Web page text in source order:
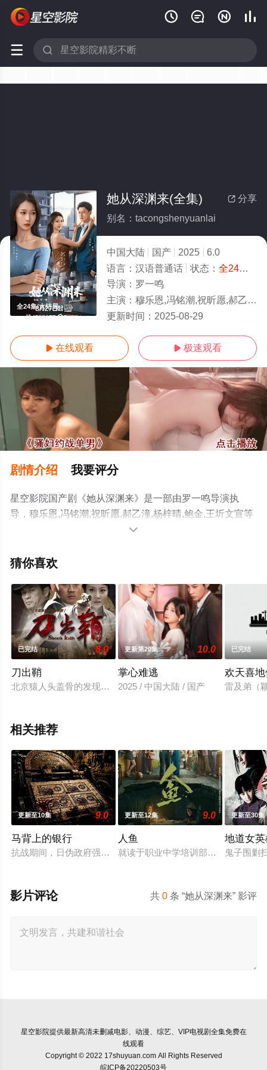
   
 
全24集/大结局
 分享
她从深渊来(全集)
别名：tacongshenyuanlai
中国大陆 国产 2025
6.0
语言： 汉语普通话 状态： 全24集
导演： 罗一鸣
主演： 穆乐恩,冯铭潮,祝昕愿,郝乙潼,杨梓晴,鲍金,王圻文宣
更新时间： 2025-08-29
 在线观看  极速观看
剧情介绍 我要评分
星空影院国产剧《她从深渊来》是一部由罗一鸣导演执
导，穆乐恩,冯铭潮,祝昕愿,郝乙潼,杨梓晴,鲍金,王圻文宣等
演员精彩演绎的中国大陆电视剧，大结局剧情已揭晓（全
星空电影网，更多相关信息可移步至豆瓣电视剧、电视猫

猜你喜欢
已完结 8.0
刀出鞘
北京猿人头盖骨的发现震惊世界，也引起了日本侵略者的觊觎
更新第20集 10.0
掌心难逃
2025 / 中国大陆 / 国产
已完结
欢天喜
雷及弟（
相关推荐
更新至10集 9.0
马背上的银行
抗战期间，日伪政府强行推广、使用由“中国准备银行”发行的
更新至12集 9.0
人鱼
就读于职业中学培训部的花季女生苏
更新至30集
地道女
鬼子围剿
共0 条 “她从深渊来” 影评
影片评论
星空影院提供最新高清未删减电影、动漫、综艺、VIP电视剧全集免费在
线观看
Copyright © 2022 17shuyuan.com All Rights Reserved
皖ICP备20220503号